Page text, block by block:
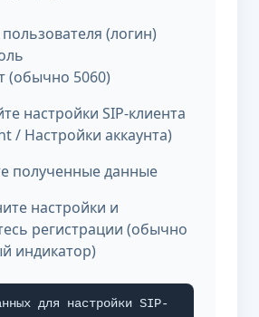
(логин)
(обычно 5060)
настройки SIP-клиента
/ Настройки аккаунта)
полученные данные
настройки и
регистрации (обычно
индикатор)
для настройки SIP-